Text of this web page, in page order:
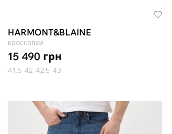
HARMONT&BLAINE
кроссовки
15 490 грн
41.5 42 42.5 43